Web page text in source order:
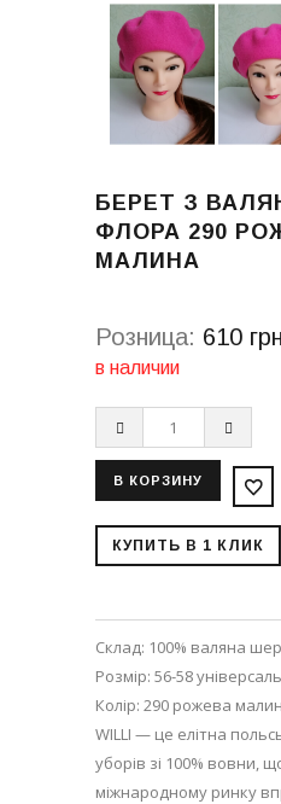
БЕРЕТ З
ФЛОРА 290
МАЛИНА
Розница: 610
в наличии
КУПИТЬ В 1 КЛИК
Склад: 100% валяна
Розмір: 56-58
Колір: 290 рожева
WILLI — це елітна
уборів зі 100% вовни,
міжнародному ринку